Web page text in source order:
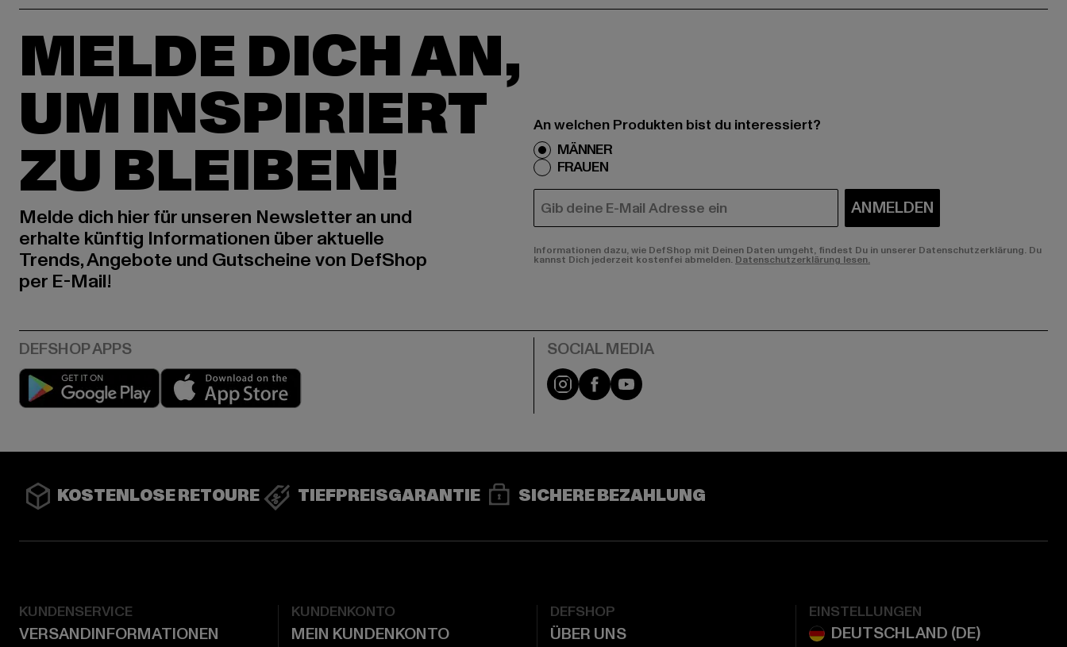
MELDE DICH AN,
UM INSPIRIERT
ZU BLEIBEN!
Melde dich hier für unseren Newsletter an und
erhalte künftig Informationen über aktuelle
Trends, Angebote und Gutscheine von DefShop
per E-Mail!
An welchen Produkten bist du interessiert?
MÄNNER
FRAUEN
E-MAIL ANMELDEN
Informationen dazu, wie DefShop mit Deinen Daten umgeht, findest Du in unserer Datenschutzerklärung. Du
kannst Dich jederzeit kostenfei abmelden. Datenschutzerklärung lesen.
Play market Instagram
FacebookYouTube
KOSTENLOSE RETOURE TIEFPREISGARANTIE SICHERE BEZAHLUNG
KUNDENSERVICE
VERSANDINFORMATIONEN
KUNDENKONTO
MEIN KUNDENKONTO
DEFSHOP
ÜBER UNS
EINSTELLUNGEN